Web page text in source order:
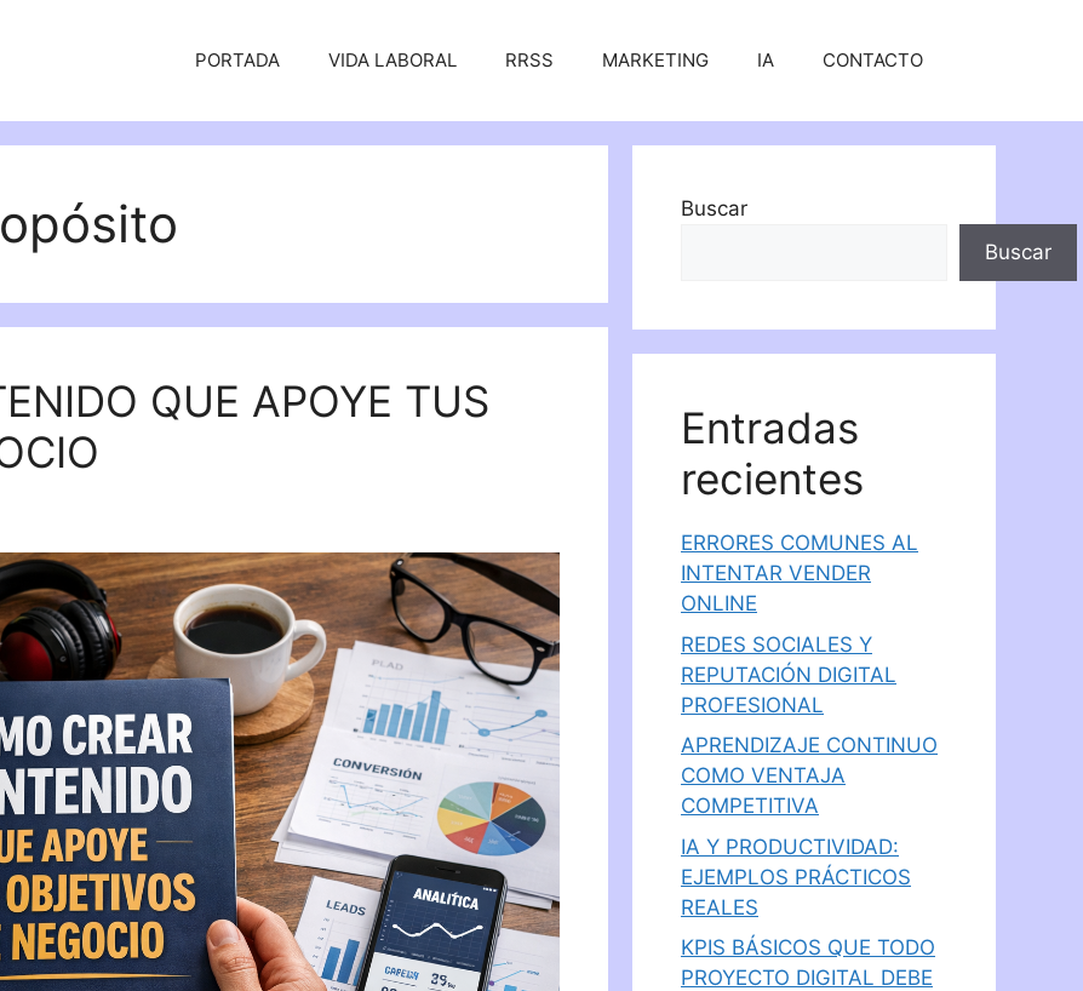
PORTADA VIDA LABORAL RRSS MARKETING IA CONTACTO
QUE APOYE TUS
Buscar
Buscar
Entradas
recientes
ERRORES COMUNES AL
INTENTAR VENDER
ONLINE
REDES SOCIALES Y
REPUTACIÓN DIGITAL
PROFESIONAL
APRENDIZAJE CONTINUO
COMO VENTAJA
COMPETITIVA
IA Y PRODUCTIVIDAD:
EJEMPLOS PRÁCTICOS
REALES
KPIS BÁSICOS QUE TODO
PROYECTO DIGITAL DEBE